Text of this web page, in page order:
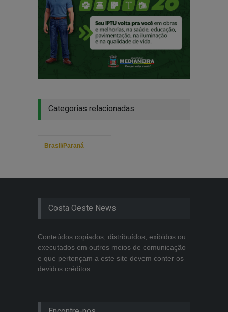
Categorias relacionadas
Brasil/Paraná
Costa Oeste News
Conteúdos copiados, distribuídos, exibidos ou
executados em outros meios de comunicação
e que pertençam a este site devem conter os
devidos créditos.